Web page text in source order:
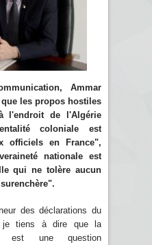
Ammar
les propos hostiles
l'endroit de l'Algérie
coloniale est
officiels en France",
nationale est
qui ne tolère aucun
des déclarations du
je tiens à dire que la
est une question